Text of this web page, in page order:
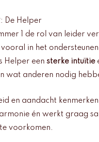
De Helper
1 de rol van leider
vooral in het
Helper een sterke intuïtie
wat anderen nodig
en aandacht
én werkt graag
voorkomen.